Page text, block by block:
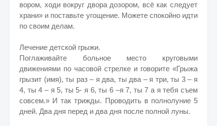
вором, ходи вокруг двора дозором, всё как следует
храни» и поставьте угощение. Можете спокойно идти
по своим делам.
Лечение детской грыжи.
Поглаживайте больное место круговыми
движениями по часовой стрелке и говорите «Грыжа
грызит (имя), ты раз – я два, ты два – я три, ты 3 – я
4, ты 4 – я 5, ты 5- я 6, ты 6 –я 7, ты 7 а я тебя съем
совсем.» И так трижды. Проводить в полнолуние 5
дней. Два дня перед и два дня после полной луны.